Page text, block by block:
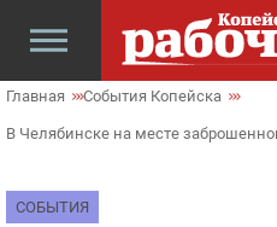
Главная События Копейска
В Челябинске на месте
СОБЫТИЯ